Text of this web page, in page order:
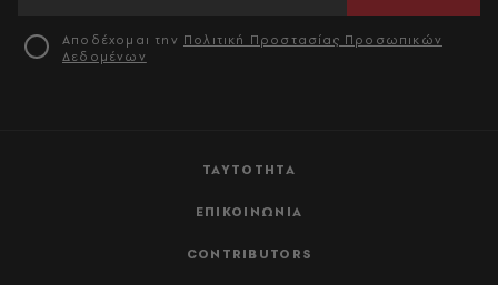
ΤΑΥΤΟΤΗΤΑ
ΕΠΙΚΟΙΝΩΝΙΑ
CONTRIBUTORS
Αποδέχομαι την Πολιτική Προστασίας Προσωπικών
Δεδομένων